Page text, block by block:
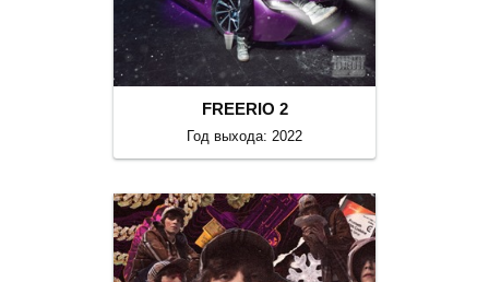
FREERIO 2
Год выхода: 2022